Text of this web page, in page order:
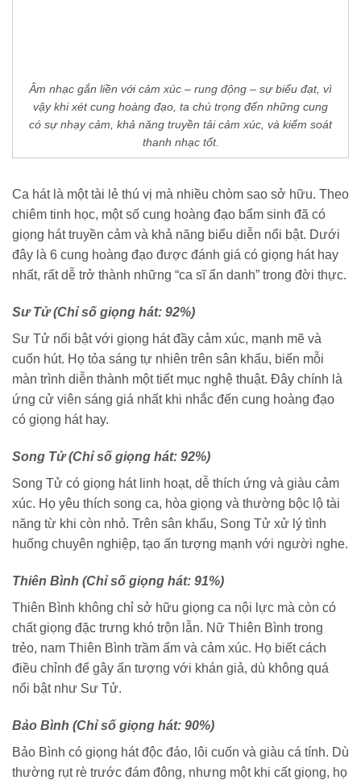
Âm nhạc gắn liền với cảm xúc – rung động – sự biểu đạt, vì
vậy khi xét cung hoàng đạo, ta chú trọng đến những cung
có sự nhạy cảm, khả năng truyền tải cảm xúc, và kiểm soát
thanh nhạc tốt.
Ca hát là một tài lẻ thú vị mà nhiều chòm sao sở hữu. Theo
chiêm tinh học, một số cung hoàng đạo bẩm sinh đã có
giọng hát truyền cảm và khả năng biểu diễn nổi bật. Dưới
đây là 6 cung hoàng đạo được đánh giá có giọng hát hay
nhất, rất dễ trở thành những “ca sĩ ẩn danh” trong đời thực.
Sư Tử (Chỉ số giọng hát: 92%)
Sư Tử nổi bật với giọng hát đầy cảm xúc, mạnh mẽ và
cuốn hút. Họ tỏa sáng tự nhiên trên sân khấu, biến mỗi
màn trình diễn thành một tiết mục nghệ thuật. Đây chính là
ứng cử viên sáng giá nhất khi nhắc đến cung hoàng đạo
có giọng hát hay.
Song Tử (Chỉ số giọng hát: 92%)
Song Tử có giọng hát linh hoạt, dễ thích ứng và giàu cảm
xúc. Họ yêu thích song ca, hòa giọng và thường bộc lộ tài
năng từ khi còn nhỏ. Trên sân khấu, Song Tử xử lý tình
huống chuyên nghiệp, tạo ấn tượng mạnh với người nghe.
Thiên Bình (Chỉ số giọng hát: 91%)
Thiên Bình không chỉ sở hữu giọng ca nội lực mà còn có
chất giọng đặc trưng khó trộn lẫn. Nữ Thiên Bình trong
trẻo, nam Thiên Bình trầm ấm và cảm xúc. Họ biết cách
điều chỉnh để gây ấn tượng với khán giả, dù không quá
nổi bật như Sư Tử.
Bảo Bình (Chỉ số giọng hát: 90%)
Bảo Bình có giọng hát độc đáo, lôi cuốn và giàu cá tính. Dù
thường rụt rè trước đám đông, nhưng một khi cất giọng, họ